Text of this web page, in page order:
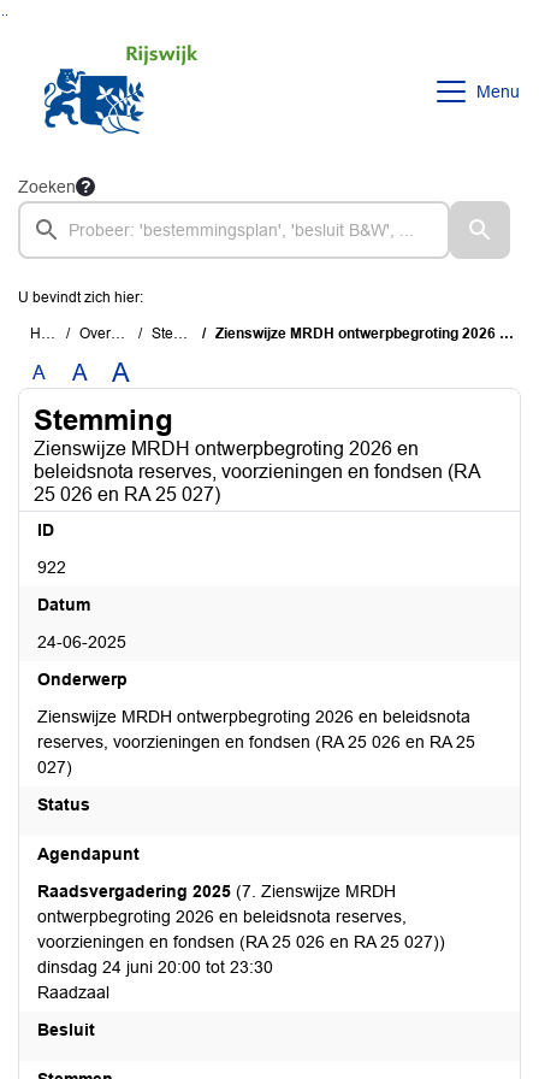
Menu
Zoeken
U bevindt zich hier:
Home Overzichten Stemming Zienswijze MRDH ontwerpbegroting 2026 en beleidsnota reserves, voorzieningen en fondsen (RA 25 026 en RA 25 027)
A A A
Stemming
Zienswijze MRDH ontwerpbegroting 2026 en
beleidsnota reserves, voorzieningen en fondsen (RA
25 026 en RA 25 027)
ID
922
Datum
24-06-2025
Onderwerp
Zienswijze MRDH ontwerpbegroting 2026 en beleidsnota
reserves, voorzieningen en fondsen (RA 25 026 en RA 25
027)
Status
Agendapunt
Raadsvergadering 2025 (7. Zienswijze MRDH
ontwerpbegroting 2026 en beleidsnota reserves,
voorzieningen en fondsen (RA 25 026 en RA 25 027))
dinsdag 24 juni 20:00 tot 23:30
Raadzaal
Besluit